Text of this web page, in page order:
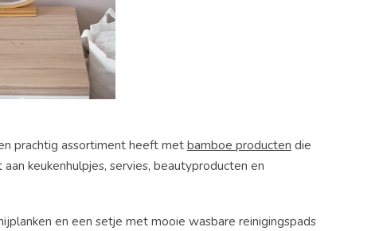
prachtig assortiment heeft metbamboe producten die
keukenhulpjes, servies, beautyproducten en
en een setje met mooie wasbare reinigingspads